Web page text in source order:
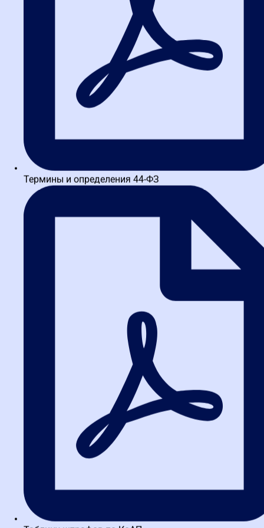
Рынок образовательных услуг пестрит предложениями. Но 80%
из них — пустая трата времени и денег. Чтобы не попасть в
ловушку, обращайте внимание на следующие моменты.
1. Практика, а не теория
Хороший курс должен включать разбор реальных кейсов: как
подготовить заявку, чтобы ее не отклонили, как обжаловать
2. Актуальность материалов
Законодательство меняется каждый квартал. Учебные
программы должны обновляться не реже раза в год. Уточните,
когда последний раз пересматривали содержание курса.
Например, в 2026 году вступили в силу важные поправки по
закупках: контрактные управляющие, юристы, эксперты ФАС.
Они поделятся лайфхаками, которых нет в учебниках.
4. Обратная связь и поддержка
У вас должна быть возможность задать вопрос преподавателю
и получить развернутый ответ. Лучшие школы предоставляют
куратора на весь период обучения.
5. Сертификат, который
Удостоверение о повышении квалификации должно быть
установленного образца. Уточните, вносится ли информация в
школе закупок. Они построены на реальных ситуациях и дают
готовые алгоритмы действий.
Термины и определения 44-ФЗ